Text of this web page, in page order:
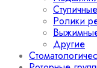
Ролики
Другие